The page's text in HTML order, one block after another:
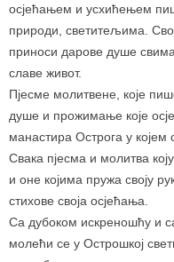
осјећањем и усхићењем
природи, светитељима.
приноси дарове душе
славе живот.
Пјесме молитвене, које
душе и прожимање које
манастира Острога у којем
Свака пјесма и молитва
и оне којима пружа своју
стихове своја осјећања.
Са дубоком искреношћу и
молећи се у Острошкој